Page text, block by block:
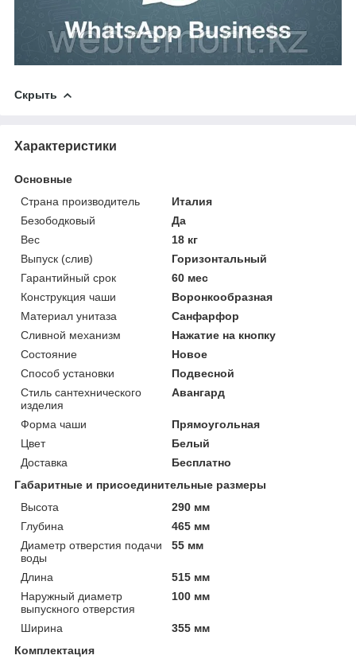
Скрыть
Характеристики
Основные
Страна производитель
Италия
Безободковый
Да
Вес
18 кг
Выпуск (слив)
Горизонтальный
Гарантийный срок
60 мес
Конструкция чаши
Воронкообразная
Материал унитаза
Санфарфор
Сливной механизм
Нажатие на кнопку
Состояние
Новое
Способ установки
Подвесной
Стиль сантехнического
изделия
Авангард
Форма чаши
Прямоугольная
Цвет
Белый
Доставка
Бесплатно
Габаритные и присоединительные размеры
Высота
290 мм
Глубина
465 мм
Диаметр отверстия подачи
воды
55 мм
Длина
515 мм
Наружный диаметр
выпускного отверстия
100 мм
Ширина
355 мм
Комплектация